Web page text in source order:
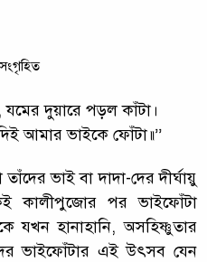
যমের দুয়ারে পড়ল কাঁটা।
আমার ভাইকে ফোঁটা॥’’
ভাই বা দাদা-দের দীর্ঘায়ু
কালীপুজোর পর ভাইফোঁটা
যখন হানাহানি, অসহিষ্ণুতার
ভাইফোঁটার এই উৎসব যেন